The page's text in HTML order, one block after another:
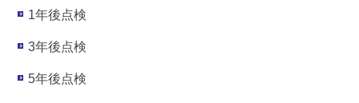
1年後点検
3年後点検
5年後点検